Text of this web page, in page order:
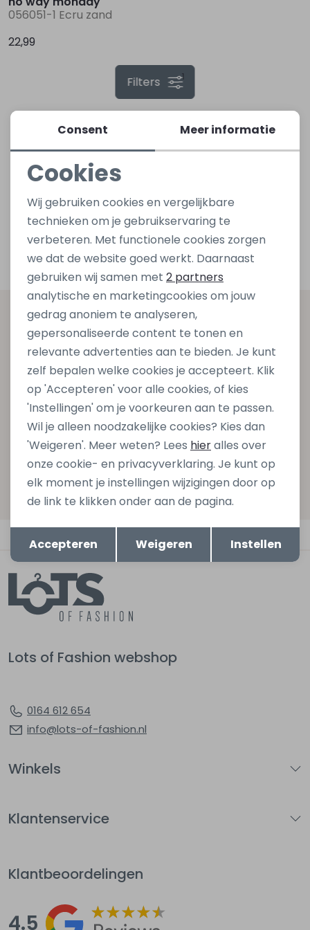
Lingerie
Truien
Vesten
Accessoires
Truien
Meisjes beenmode
Truien
Vesten
Accessoires
Truien
Pakjes en Rompers
Truitjes
Vestjes
Accessoires
Pakjes en Rompers
Vestjes
056051-1 Ecru zand
22,99
1
Filters
Altijd als eerste op de hoogte zijn?
Schrijf je in voor onze nieuwsbrief en ontvang dan ook
gelijk €5,- korting bij besteding van €75,- op de
nieuwe collectie!
Aanmelden
Hoe we met je data omgaan? Bekijk dit in onze
privacyverklaring.
Lots of Fashion webshop
0164 612 654
info@lots-of-fashion.nl
Winkels
Klantenservice
Klantbeoordelingen
4.5
Noodzakelijke cookies
Personalisatie cookies
Analytische cookies
Marketing cookies
Terug Opslaan
Consent Meer informatie
Cookies
Wij gebruiken cookies en vergelijkbare
technieken om je gebruikservaring te
verbeteren. Met functionele cookies zorgen
we dat de website goed werkt. Daarnaast
gebruiken wij samen met 2 partners
analytische en marketingcookies om jouw
gedrag anoniem te analyseren,
gepersonaliseerde content te tonen en
relevante advertenties aan te bieden. Je kunt
zelf bepalen welke cookies je accepteert. Klik
op 'Accepteren' voor alle cookies, of kies
'Instellingen' om je voorkeuren aan te passen.
Wil je alleen noodzakelijke cookies? Kies dan
'Weigeren'. Meer weten? Lees hieralles over
onze cookie- en privacyverklaring. Je kunt op
elk moment je instellingen wijzigingen door op
de link te klikken onder aan de pagina.
Accepteren Weigeren Instellen